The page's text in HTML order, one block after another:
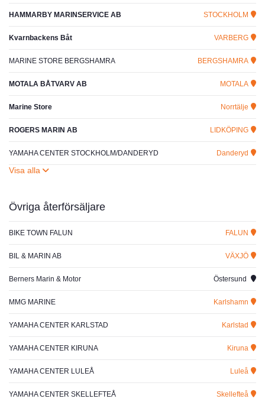
HAMMARBY MARINSERVICE AB STOCKHOLM
Kvarnbackens Båt VARBERG
MARINE STORE BERGSHAMRA BERGSHAMRA
MOTALA BÅTVARV AB MOTALA
Marine Store Norrtälje
ROGERS MARIN AB LIDKÖPING
YAMAHA CENTER STOCKHOLM/DANDERYD Danderyd
Övriga återförsäljare
BIKE TOWN FALUN FALUN
BIL & MARIN AB VÄXJÖ
Berners Marin & Motor Östersund
MMG MARINE Karlshamn
YAMAHA CENTER KARLSTAD Karlstad
YAMAHA CENTER KIRUNA Kiruna
YAMAHA CENTER LULEÅ Luleå
YAMAHA CENTER SKELLEFTEÅ Skellefteå